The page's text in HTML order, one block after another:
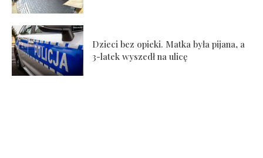
Dzieci bez opieki. Matka była pijana, a
3-latek wyszedł na ulicę